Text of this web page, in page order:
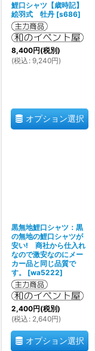
鯉口シャツ【歳時記】
絵羽式 牡丹 [s686]
8,400円(税別)
(税込 : 9,240円)
オプション選択
黒無地鯉口シャツ：黒
の無地の鯉口シャツが
安い! 商社から仕入れ
なので激安なのにメー
カー品と同じ品質で
す。
[wa5222]
2,400円(税別)
(税込 : 2,640円)
オプション選択